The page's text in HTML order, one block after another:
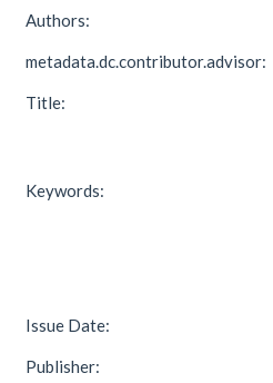
Authors:
metadata.dc.contributor.advisor:
Title:
Keywords:
Issue Date:
Publisher: